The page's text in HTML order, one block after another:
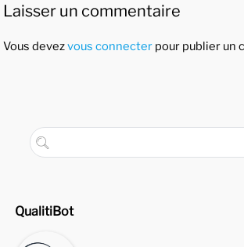
Laisser un commentaire
Vous devezvous connecter pour publier un
QualitiBot